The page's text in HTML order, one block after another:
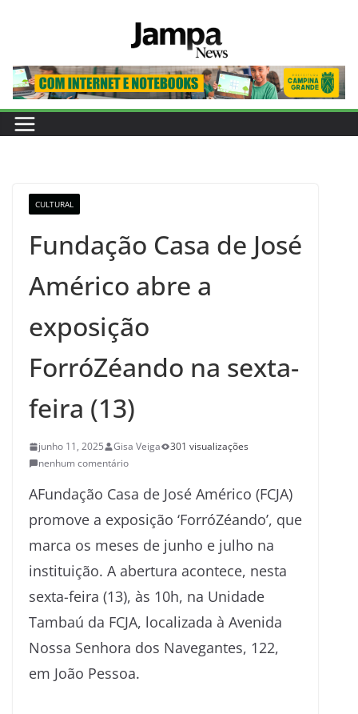
conteúdo
CULTURAL
Fundação Casa de José
Américo abre a
exposição
ForróZéando na sexta-
feira (13)
junho 11, 2025 Gisa Veiga
301 visualizações
nenhum comentário
AFundação Casa de José Américo (FCJA)
promove a exposição ‘ForróZéando’, que
marca os meses de junho e julho na
instituição. A abertura acontece, nesta
sexta-feira (13), às 10h, na Unidade
Tambaú da FCJA, localizada à Avenida
Nossa Senhora dos Navegantes, 122,
em João Pessoa.